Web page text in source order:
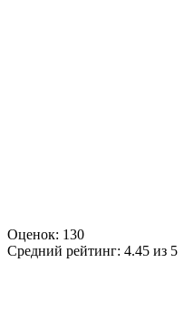
Оценок: 130
Средний рейтинг: 4.45 из 5